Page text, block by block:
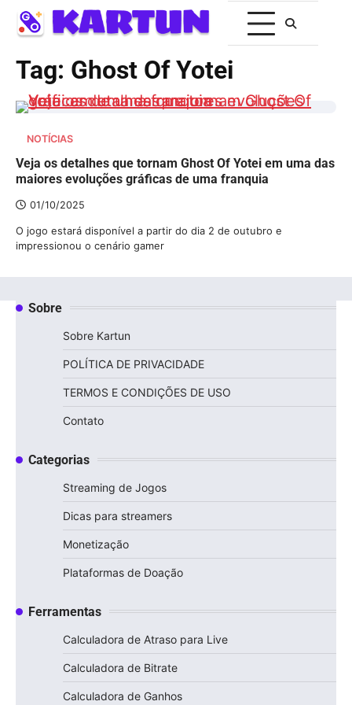
Tag: Ghost Of Yotei
NOTÍCIAS
Veja os detalhes que tornam Ghost Of Yotei em uma das
maiores evoluções gráficas de uma franquia
01/10/2025
O jogo estará disponível a partir do dia 2 de outubro e
impressionou o cenário gamer
Sobre
Sobre Kartun
POLÍTICA DE PRIVACIDADE
TERMOS E CONDIÇÕES DE USO
Contato
Categorias
Streaming de Jogos
Dicas para streamers
Monetização
Plataformas de Doação
Ferramentas
Calculadora de Atraso para Live
Calculadora de Bitrate
Calculadora de Ganhos